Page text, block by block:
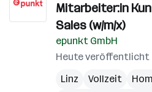
Mitarbeiter:in
Sales (w/m/x)
epunkt GmbH
Heute veröffentlicht
Linz
Vollzeit